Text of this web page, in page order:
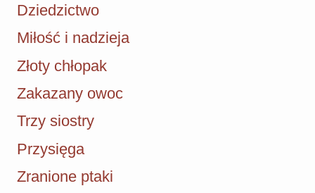
Dziedzictwo
Miłość i nadzieja
Złoty chłopak
Zakazany owoc
Trzy siostry
Przysięga
Zranione ptaki